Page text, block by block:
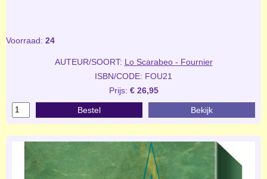
Voorraad: 24
AUTEUR/SOORT: Lo Scarabeo - Fournier
ISBN/CODE: FOU21
Prijs: € 26,95
Bestel Bekijk